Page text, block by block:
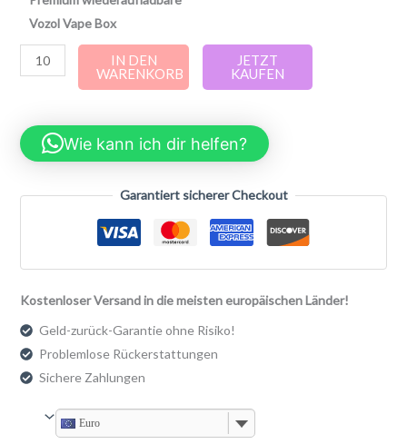
Vozol Vape Box
IN DEN
WARENKORB
JETZT
KAUFEN
Wie kann ich dir helfen?
Garantiert sicherer Checkout
Kostenloser Versand in die meisten europäischen Länder!
Geld-zurück-Garantie ohne Risiko!
Problemlose Rückerstattungen
Sichere Zahlungen
Euro